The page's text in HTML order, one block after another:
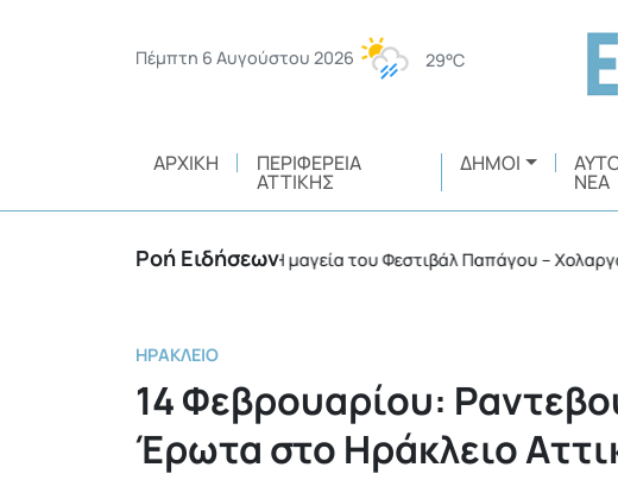
Πέμπτη 6 Αυγούστου 2026 29°C
ΑΡΧΙΚΉ ΠΕΡΙΦΈΡΕΙΑ
ΑΤΤΙΚΉΣ
ΔΉΜΟΙ
ΝΈΑ
Ροή ΕιδήσεωνΗ μαγεία του Φεστιβάλ Παπάγου – Χολαργού
ΗΡΆΚΛΕΙΟ
14 Φεβρουαρίου:
Έρωτα στο Ηράκλειο